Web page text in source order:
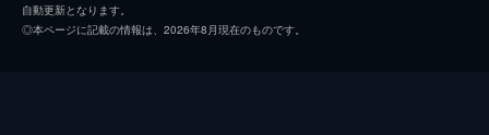
作ってない方、相方がどんなにつまんない
ネタ作ってきても文句言う権利ない説 ほ
自動更新となります。
◎本ページに記載の情報は、2026年8月現在のものです。